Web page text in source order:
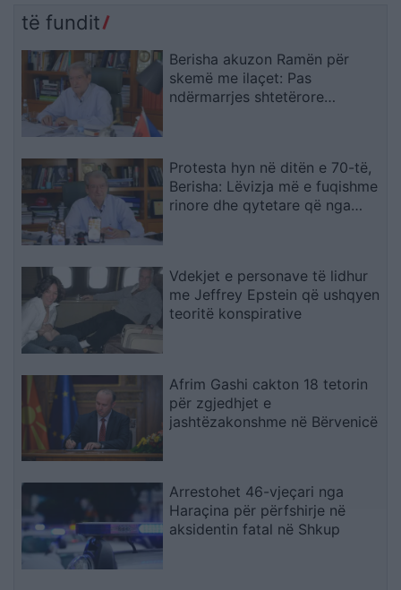
të fundit
Berisha akuzon Ramën për
skemë me ilaçet: Pas
ndërmarrjes shtetërore
Protesta hyn në ditën e 70-të,
Berisha: Lëvizja më e fuqishme
rinore dhe qytetare që nga
Vdekjet e personave të lidhur
me Jeffrey Epstein që ushqyen
teoritë konspirative
Afrim Gashi cakton 18 tetorin
për zgjedhjet e
jashtëzakonshme në Bërvenicë
Arrestohet 46-vjeçari nga
Haraçina për përfshirje në
aksidentin fatal në Shkup